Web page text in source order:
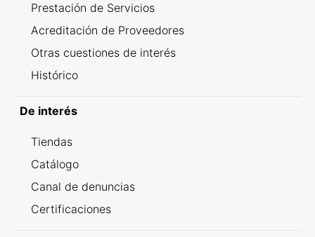
Prestación de Servicios
Acreditación de Proveedores
Otras cuestiones de interés
Histórico
De interés
Tiendas
Catálogo
Canal de denuncias
Certificaciones